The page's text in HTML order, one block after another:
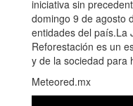
iniciativa sin
domingo 9 de agosto
entidades del país.La
Reforestación es un
y de la sociedad para
Meteored.mx